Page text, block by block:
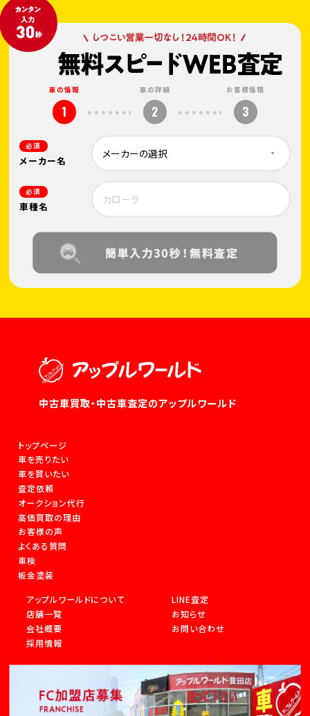
車の情報
1
車の詳細
2
お客様情報
3
必須
メーカー名
必須
車種名
中古車買取・中古車査定のアップルワールド
トップページ
車を売りたい
車を買いたい
査定依頼
オークション代行
高価買取の理由
お客様の声
よくある質問
車検
板金塗装
アップルワールドについて
店舗一覧
会社概要
採用情報
LINE査定
お知らせ
お問い合わせ